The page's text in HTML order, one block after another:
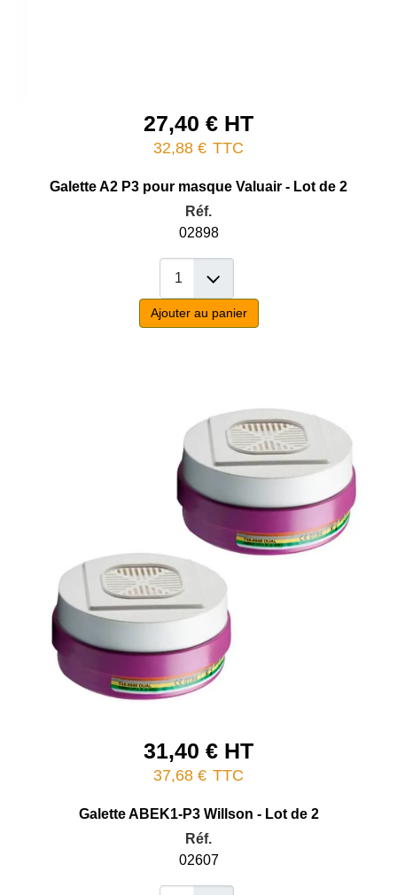
27,40 € HT
32,88 € TTC
Galette A2 P3 pour masque Valuair - Lot de 2
Réf.
02898
Ajouter au panier
31,40 € HT
37,68 € TTC
Galette ABEK1-P3 Willson - Lot de 2
Réf.
02607